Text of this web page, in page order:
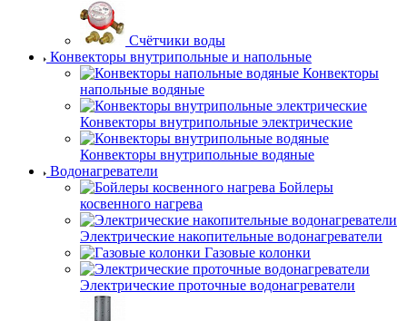
Счётчики воды
Конвекторы внутрипольные и напольные
Конвекторы
напольные водяные
Конвекторы внутрипольные электрические
Конвекторы внутрипольные водяные
Водонагреватели
Бойлеры
косвенного нагрева
Электрические накопительные водонагреватели
Газовые колонки
Электрические проточные водонагреватели